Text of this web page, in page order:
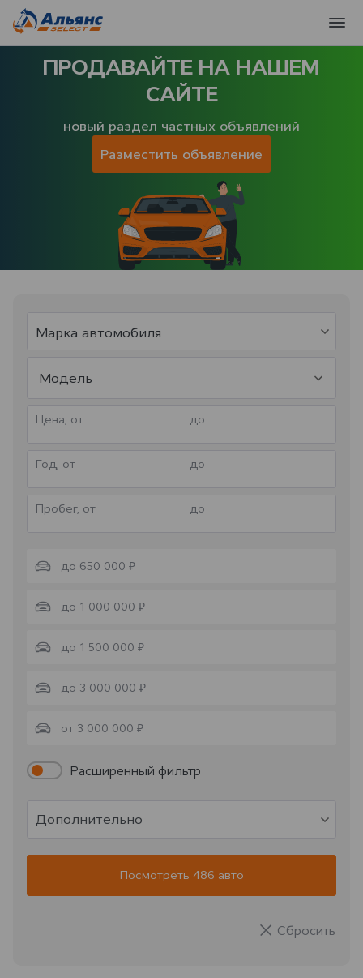
ПРОДАВАЙТЕ НА НАШЕМ
САЙТЕ
новый раздел частных объявлений
Разместить объявление
Модель
Цена, от до
Год, от до
Пробег, от до
до 650 000 ₽
до 1 000 000 ₽
до 1 500 000 ₽
до 3 000 000 ₽
от 3 000 000 ₽
Расширенный фильтр
Дополнительно
Сбросить
Посмотреть 486 авто